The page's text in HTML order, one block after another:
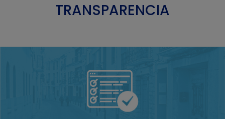
TRANSPARENCIA